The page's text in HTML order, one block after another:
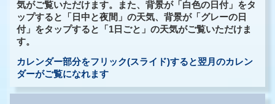
気がご覧いただけます。また、背景が「白色の日付」をタ
ップすると「日中と夜間」の天気、背景が「グレーの日
付」をタップすると「1日ごと」の天気がご覧いただけま
す。
カレンダー部分をフリック(スライド)すると翌月のカレン
ダーがご覧になれます